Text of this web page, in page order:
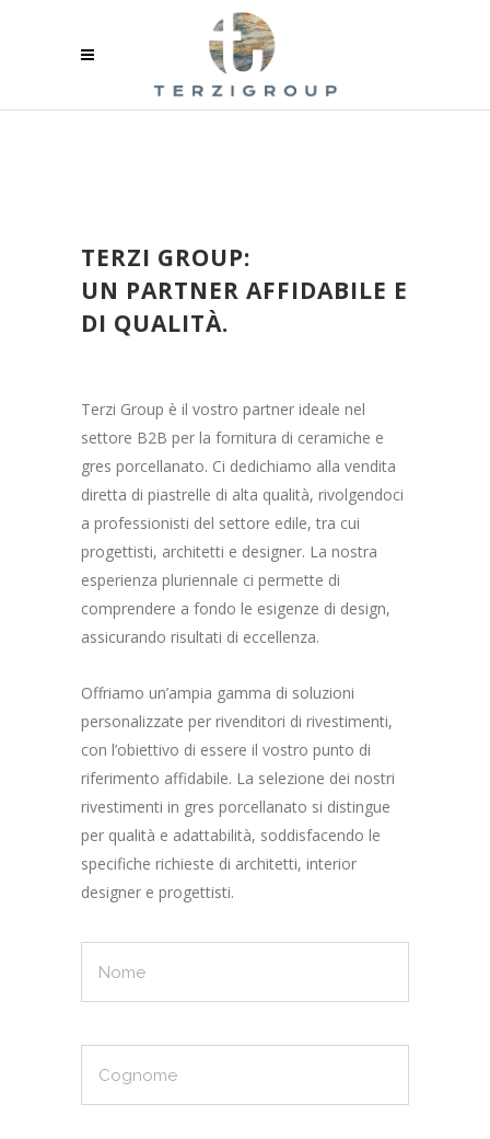
TERZI GROUP:
UN PARTNER AFFIDABILE E
DI QUALITÀ.
Terzi Group è il vostro partner ideale nel
settore B2B per la fornitura di ceramiche e
gres porcellanato. Ci dedichiamo alla vendita
diretta di piastrelle di alta qualità, rivolgendoci
a professionisti del settore edile, tra cui
progettisti, architetti e designer. La nostra
esperienza pluriennale ci permette di
comprendere a fondo le esigenze di design,
assicurando risultati di eccellenza.
Offriamo un’ampia gamma di soluzioni
personalizzate per rivenditori di rivestimenti,
con l’obiettivo di essere il vostro punto di
riferimento affidabile. La selezione dei nostri
rivestimenti in gres porcellanato si distingue
per qualità e adattabilità, soddisfacendo le
specifiche richieste di architetti, interior
designer e progettisti.